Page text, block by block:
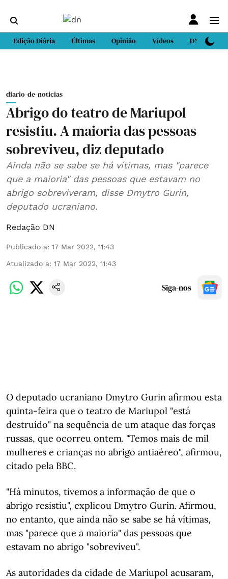
Edição Diária Últimas Opinião Vídeos DN Sport
diario-de-noticias
Abrigo do teatro de Mariupol
resistiu. A maioria das pessoas
sobreviveu, diz deputado
Ainda não se sabe se há vítimas, mas "parece
que a maioria" das pessoas que estavam no
abrigo sobreviveram, disse Dmytro Gurin,
deputado ucraniano.
Redação DN
Publicado a: 17 Mar 2022, 11:43
Atualizado a: 17 Mar 2022, 11:43
Siga-nos
O deputado ucraniano Dmytro Gurin afirmou esta
quinta-feira que o teatro de Mariupol "está
destruído" na sequência de um ataque das forças
russas, que ocorreu ontem. "Temos mais de mil
mulheres e crianças no abrigo antiaéreo", afirmou,
citado pela BBC.
"Há minutos, tivemos a informação de que o
abrigo resistiu", explicou Dmytro Gurin. Afirmou,
no entanto, que ainda não se sabe se há vítimas,
mas "parece que a maioria" das pessoas que
estavam no abrigo "sobreviveu".
As autoridades da cidade de Mariupol acusaram,